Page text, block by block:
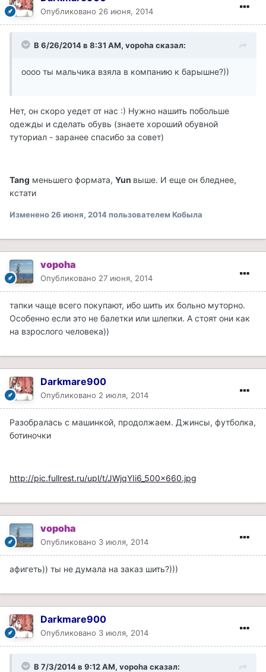
Опубликовано 26 июня, 2014
В 6/26/2014 в 8:31 AM, vopoha сказал:
оооо ты мальчика взяла в компанию к барышне?))
Нет, он скоро уедет от нас :) Нужно нашить побольше
одежды и сделать обувь (знаете хороший обувной
туториал - заранее спасибо за совет)
Tang меньшего формата, Yun выше. И еще он бледнее,
кстати
Изменено 26 июня, 2014пользователем Кобыла
vopoha
Опубликовано 27 июня, 2014
тапки чаще всего покупают, ибо шить их больно муторно.
Особенно если это не балетки или шлепки. А стоят они как
на взрослого человека))
Darkmare900
Опубликовано 2 июля, 2014
Разобралась с машинкой, продолжаем. Джинсы, футболка,
ботиночки
http://pic.fullrest.ru/upl/t/JWjqYIi6_500x660.jpg
vopoha
Опубликовано 3 июля, 2014
афигеть)) ты не думала на заказ шить?)))
Darkmare900
Опубликовано 3 июля, 2014
В 7/3/2014 в 9:12 AM, vopoha сказал: